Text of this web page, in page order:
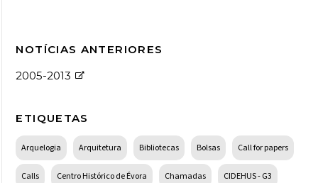
NOTÍCIAS ANTERIORES
2005-2013
ETIQUETAS
Arquelogia Arquitetura Bibliotecas Bolsas Call for papers
Calls Centro Histórico de Évora Chamadas CIDEHUS - G3